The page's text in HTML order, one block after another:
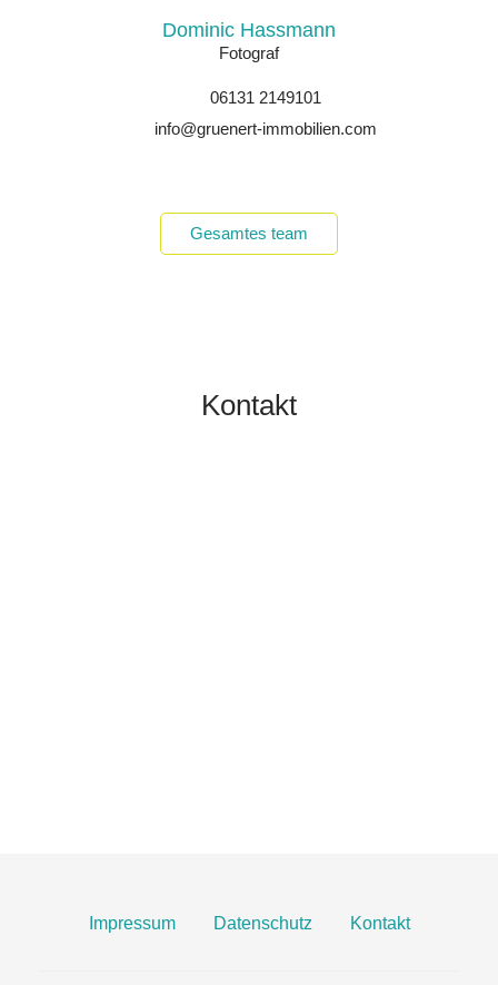
Dominic Hassmann
Fotograf
06131 2149101
info@gruenert-immobilien.com
Gesamtes team
Kontakt
Impressum Datenschutz Kontakt